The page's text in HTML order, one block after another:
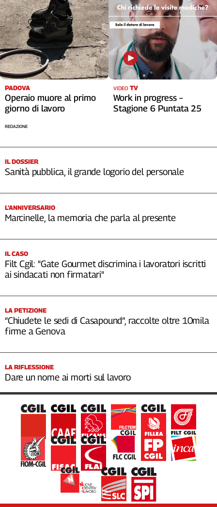
PADOVA
Operaio muore al primo
giorno di lavoro
REDAZIONE
VIDEO TV
Work in progress –
Stagione 6 Puntata 25
IL DOSSIER
Sanità pubblica, il grande logorio del personale
L'ANNIVERSARIO
Marcinelle, la memoria che parla al presente
IL CASO
Filt Cgil: "Gate Gourmet discrimina i lavoratori iscritti
ai sindacati non firmatari"
LA PETIZIONE
“Chiudete le sedi di Casapound”, raccolte oltre 10mila
firme a Genova
LA RIFLESSIONE
Dare un nome ai morti sul lavoro